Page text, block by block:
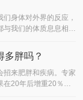
身体对外界的反应，
与我们的体质息息相
多胖吗？
招来肥胖和疾病。专家
在20年后增重20％以